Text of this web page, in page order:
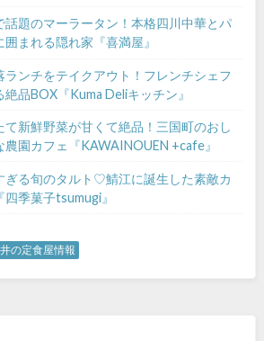
話題のマーラータン！本格四川中華とパ
囲まれる隠れ家『喜満屋』
ランチをテイクアウト！フレンチシェフ
絶品BOX『Kuma Deliキッチン』
て新鮮野菜が甘くて絶品！三国町のおし
農園カフェ『KAWAINOUEN +cafe』
ぎる旬のタルト♡鯖江に誕生した素敵カ
四季菓子tsumugi』
の定食屋情報